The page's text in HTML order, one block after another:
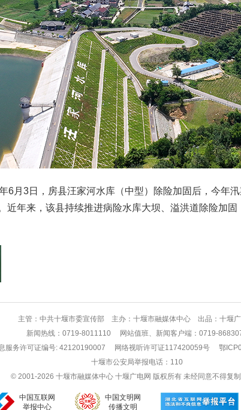
6月3日，房县汪家河水库（中型）除险加固后，今年
近年来，该县持续推进病险水库大坝、溢洪道除险加
主管：中共十堰市委宣传部 主办：十堰市融媒体中心 出品：十堰广
新闻热线：0719-8011110 网站值班、新闻客户端：0719-
服务许可证编号: 42120190007 网络视听许可证117420059号 鄂
十堰市公安局举报电话：110
© 2001-2026 十堰市融媒体中心 十堰广电网 版权所有 未经同意不得复
中国互联网
举报中心
中国文明网
传播文明